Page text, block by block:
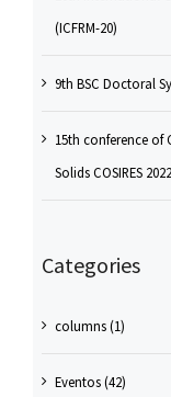
(ICFRM-20)
9th BSC Doctoral
15th conference of
Solids COSIRES 2022
Categories
columns (1)
Eventos (42)